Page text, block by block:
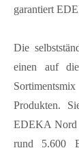
garantiert
Die
einen auf
Produkten.
EDEKA Nord
rund 5.600